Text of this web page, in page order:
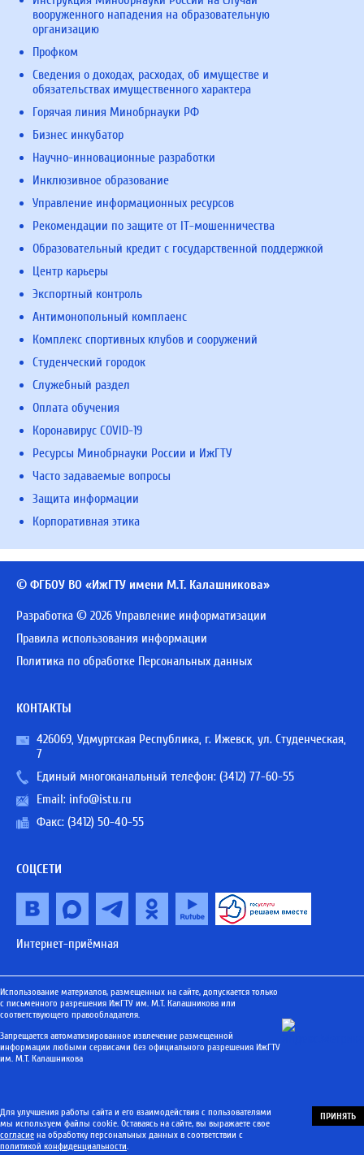
вооруженного нападения на образовательную
организацию
Профком
Сведения о доходах, расходах, об имуществе и
обязательствах имущественного характера
Горячая линия Минобрнауки РФ
Бизнес инкубатор
Научно-инновационные разработки
Инклюзивное образование
Управление информационных ресурсов
Рекомендации по защите от IT-мошенничества
Образовательный кредит с государственной поддержкой
Центр карьеры
Экспортный контроль
Антимонопольный комплаенс
Комплекс спортивных клубов и сооружений
Студенческий городок
Служебный раздел
Оплата обучения
Коронавирус COVID-19
Ресурсы Минобрнауки России и ИжГТУ
Часто задаваемые вопросы
Защита информации
Корпоративная этика
© ФГБОУ ВО «ИжГТУ имени М.Т. Калашникова»
Разработка © 2026 Управление информатизации
Правила использования информации
Политика по обработке Персональных данных
КОНТАКТЫ
426069, Удмуртская Республика, г. Ижевск, ул. Студенческая,
7
Единый многоканальный телефон: (3412) 77-60-55
Email: info@istu.ru
Факс: (3412) 50-40-55
СОЦСЕТИ
Интернет-приёмная
Использование материалов, размещенных на сайте, допускается только
с письменного разрешения ИжГТУ им. М.Т. Калашникова или
соответствующего правообладателя.
Запрещается автоматизированное извлечение размещенной
информации любыми сервисами без официального разрешения ИжГТУ
им. М.Т. Калашникова
Для улучшения работы сайта и его взаимодействия с пользователями
мы используем файлы cookie. Оставаясь на сайте, вы выражаете свое
согласие на обработку персональных данных в соответствии с
политикой конфиденциальности.
ПРИНЯТЬ